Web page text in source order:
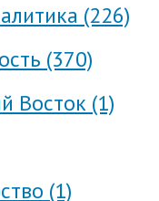
(226)
(370)
Восток (1)
(1)